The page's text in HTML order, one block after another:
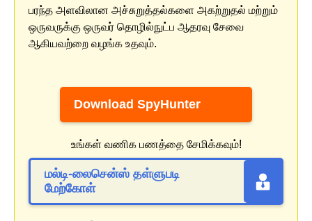
பரந்த அளவிலான அச்சுறுத்தல்களை அகற்றுதல் மற்றும்
ஒருவருக்கு ஒருவர் தொழில்நுட்ப ஆதரவு சேவை
ஆகியவற்றை வழங்க உதவும்.
Download SpyHunter
உங்கள் வணிக பணத்தை சேமிக்கவும்!
மல்டி-லைசென்ஸ் தள்ளுபடி
மேற்கோள்